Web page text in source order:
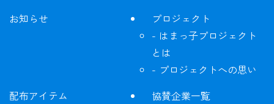
お知らせ
プロジェクト
はまっ子プロジェクト
とは
プロジェクトへの思い
配布アイテム
協賛企業一覧